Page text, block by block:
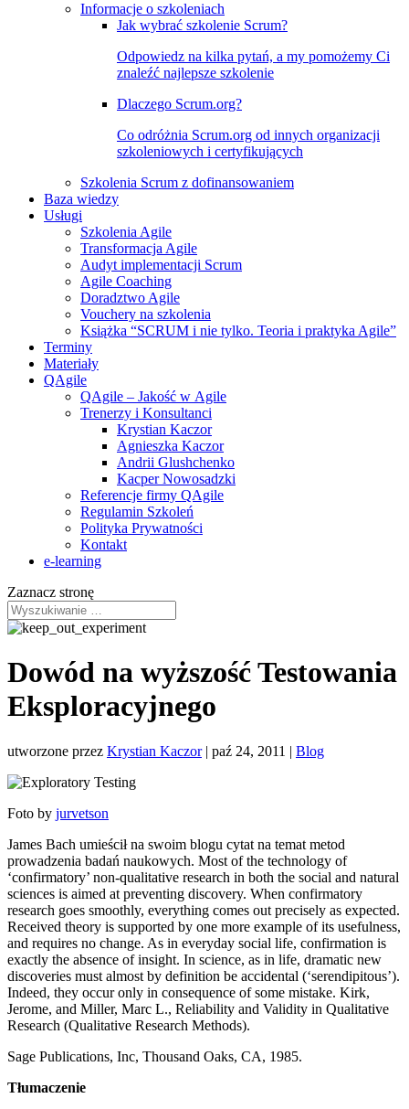
Informacje o szkoleniach
Jak wybrać szkolenie Scrum?
Odpowiedz na kilka pytań, a my pomożemy Ci
znaleźć najlepsze szkolenie
Dlaczego Scrum.org?
Co odróżnia Scrum.org od innych organizacji
szkoleniowych i certyfikujących
Szkolenia Scrum z dofinansowaniem
Baza wiedzy
Usługi
Szkolenia Agile
Transformacja Agile
Audyt implementacji Scrum
Agile Coaching
Doradztwo Agile
Vouchery na szkolenia
Książka “SCRUM i nie tylko. Teoria i praktyka Agile”
Terminy
Materiały
QAgile
QAgile – Jakość w Agile
Trenerzy i Konsultanci
Krystian Kaczor
Agnieszka Kaczor
Andrii Glushchenko
Kacper Nowosadzki
Referencje firmy QAgile
Regulamin Szkoleń
Polityka Prywatności
Kontakt
e‑learning
Zaznacz stronę
Dowód na wyższość Testowania
Eksploracyjnego
utworzone przez Krystian Kaczor| paź 24, 2011 | Blog
Foto by jurvetson
James Bach umieścił na swoim blogu cytat na temat metod
prowadzenia badań naukowych. Most of the technology of
‘confirmatory’ non-qualitative research in both the social and natural
sciences is aimed at preventing discovery. When confirmatory
research goes smoothly, everything comes out precisely as expected.
Received theory is supported by one more example of its usefulness,
and requires no change. As in everyday social life, confirmation is
exactly the absence of insight. In science, as in life, dramatic new
discoveries must almost by definition be accidental (‘serendipitous’).
Indeed, they occur only in consequence of some mistake. Kirk,
Jerome, and Miller, Marc L., Reliability and Validity in Qualitative
Research (Qualitative Research Methods).
Sage Publications, Inc, Thousand Oaks, CA, 1985.
Tłumaczenie